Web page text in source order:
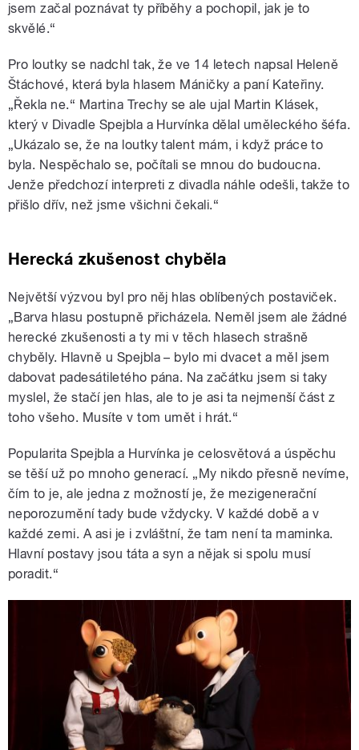
jsem začal poznávat ty příběhy a pochopil, jak je to
skvělé.“
Pro loutky se nadchl tak, že ve 14 letech napsal Heleně
Štáchové, která byla hlasem Máničky a paní Kateřiny.
„Řekla ne.“ Martina Trechy se ale ujal Martin Klásek,
který v Divadle Spejbla a Hurvínka dělal uměleckého šéfa.
„Ukázalo se, že na loutky talent mám, i když práce to
byla. Nespěchalo se, počítali se mnou do budoucna.
Jenže předchozí interpreti z divadla náhle odešli, takže to
přišlo dřív, než jsme všichni čekali.“
Herecká zkušenost chyběla
Největší výzvou byl pro něj hlas oblíbených postaviček.
„Barva hlasu postupně přicházela. Neměl jsem ale žádné
herecké zkušenosti a ty mi v těch hlasech strašně
chyběly. Hlavně u Spejbla – bylo mi dvacet a měl jsem
dabovat padesátiletého pána. Na začátku jsem si taky
myslel, že stačí jen hlas, ale to je asi ta nejmenší část z
toho všeho. Musíte v tom umět i hrát.“
Popularita Spejbla a Hurvínka je celosvětová a úspěchu
se těší už po mnoho generací. „My nikdo přesně nevíme,
čím to je, ale jedna z možností je, že mezigenerační
neporozumění tady bude vždycky. V každé době a v
každé zemi. A asi je i zvláštní, že tam není ta maminka.
Hlavní postavy jsou táta a syn a nějak si spolu musí
poradit.“